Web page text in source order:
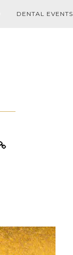
DENTAL EVENTS